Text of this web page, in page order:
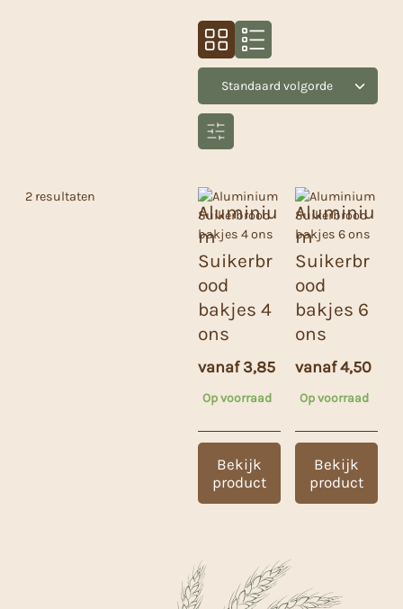
2 resultaten
Aluminiu
m
Suikerbr
ood
bakjes 4
ons
vanaf3,85
Op voorraad
Bekijk
product
Aluminiu
m
Suikerbr
ood
bakjes 6
ons
vanaf4,50
Op voorraad
Bekijk
product